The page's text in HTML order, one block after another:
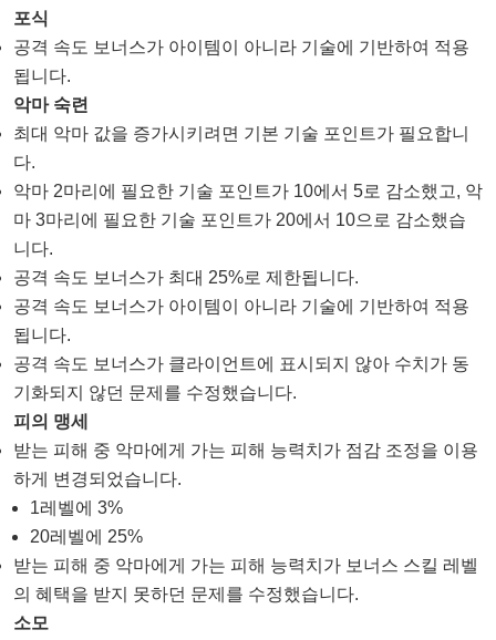
포식
공격 속도 보너스가 아이템이 아니라 기술에 기반하여 적용
됩니다.
악마 숙련
최대 악마 값을 증가시키려면 기본 기술 포인트가 필요합니
다.
악마 2마리에 필요한 기술 포인트가 10에서 5로 감소했고, 악
마 3마리에 필요한 기술 포인트가 20에서 10으로 감소했습
니다.
공격 속도 보너스가 최대 25%로 제한됩니다.
공격 속도 보너스가 아이템이 아니라 기술에 기반하여 적용
됩니다.
공격 속도 보너스가 클라이언트에 표시되지 않아 수치가 동
기화되지 않던 문제를 수정했습니다.
피의 맹세
받는 피해 중 악마에게 가는 피해 능력치가 점감 조정을 이용
하게 변경되었습니다.
1레벨에 3%
20레벨에 25%
받는 피해 중 악마에게 가는 피해 능력치가 보너스 스킬 레벨
의 혜택을 받지 못하던 문제를 수정했습니다.
소모